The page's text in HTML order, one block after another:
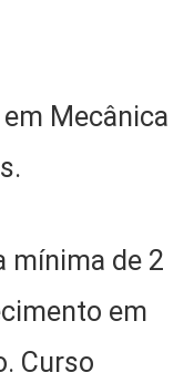
Mecânica
mínima de 2
em
Curso